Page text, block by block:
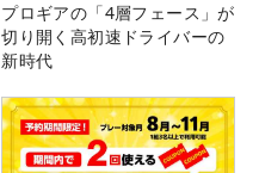
プロギアの「4層フェース」が
切り開く高初速ドライバーの
新時代